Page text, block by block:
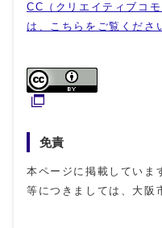
CC（クリエイティブコ
は、こちらをご覧くださ
免責
本ページに掲載していま
等につきましては、大阪